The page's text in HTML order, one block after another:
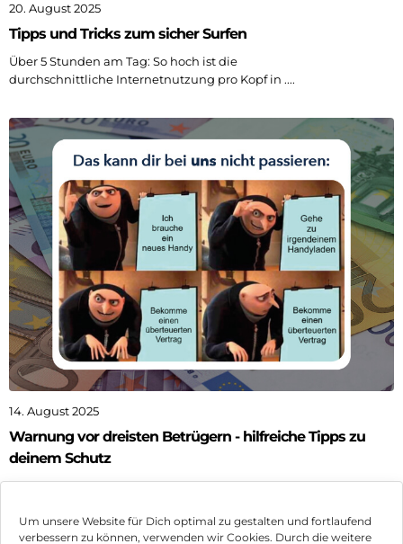
Um unsere Website für Dich optimal zu gestalten und fortlaufend
verbessern zu können, verwenden wir Cookies. Durch die weitere
20. August 2025
Tipps und Tricks zum sicher Surfen
Über 5 Stunden am Tag: So hoch ist die
durchschnittliche Internetnutzung pro Kopf in ....
14. August 2025
Warnung vor dreisten Betrügern - hilfreiche Tipps zu
deinem Schutz
Knapp drei volle Fußballstadien – so viele Bürgerinnen